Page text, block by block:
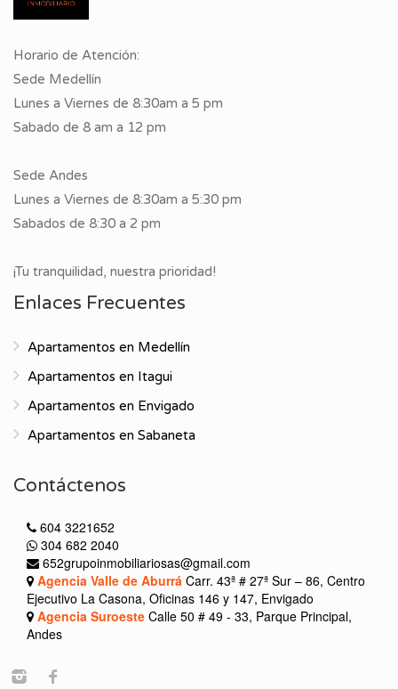
Horario de Atención:
Sede Medellín
Lunes a Viernes de 8:30am a 5 pm
Sabado de 8 am a 12 pm
Sede Andes
Lunes a Viernes de 8:30am a 5:30 pm
Sabados de 8:30 a 2 pm
¡Tu tranquilidad, nuestra prioridad!
Enlaces Frecuentes
Apartamentos en Medellín
Apartamentos en Itagui
Apartamentos en Envigado
Apartamentos en Sabaneta
Contáctenos
604 3221652
304 682 2040
652grupoinmobiliariosas@gmail.com
Agencia Valle de Aburrá Carr. 43ª # 27ª Sur – 86, Centro
Ejecutivo La Casona, Oficinas 146 y 147, Envigado
Agencia Suroeste Calle 50 # 49 - 33, Parque Principal,
Andes